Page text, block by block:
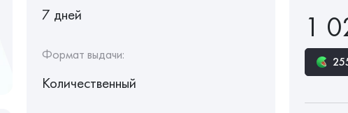
7 дней
Формат выдачи:
Количественный
1